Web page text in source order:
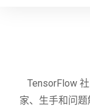
TensorFlow
家、生手和问